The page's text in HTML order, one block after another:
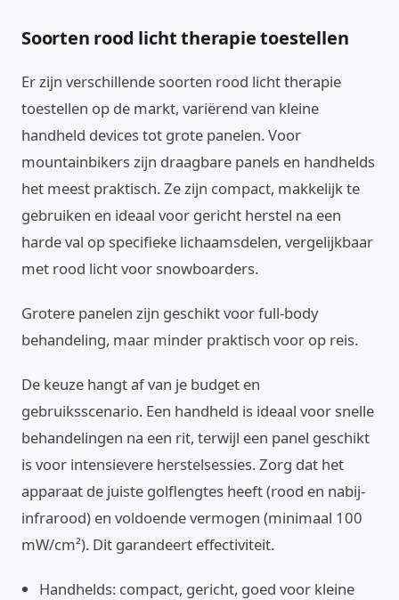
Soorten rood licht therapie toestellen
Er zijn verschillende soorten rood licht therapie
toestellen op de markt, variërend van kleine
handheld devices tot grote panelen. Voor
mountainbikers zijn draagbare panels en handhelds
het meest praktisch. Ze zijn compact, makkelijk te
gebruiken en ideaal voor gericht herstel na een
harde val op specifieke lichaamsdelen, vergelijkbaar
met rood licht voor snowboarders.
Grotere panelen zijn geschikt voor full-body
behandeling, maar minder praktisch voor op reis.
De keuze hangt af van je budget en
gebruiksscenario. Een handheld is ideaal voor snelle
behandelingen na een rit, terwijl een panel geschikt
is voor intensievere herstelsessies. Zorg dat het
apparaat de juiste golflengtes heeft (rood en nabij-
infrarood) en voldoende vermogen (minimaal 100
mW/cm²). Dit garandeert effectiviteit.
Handhelds: compact, gericht, goed voor kleine